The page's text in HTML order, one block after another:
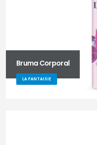
Bruma Corporal
LA FANTAISIE